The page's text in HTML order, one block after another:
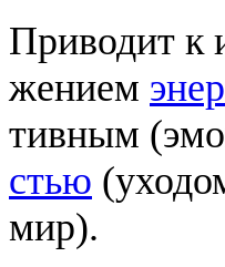
При­во­дит к
же­ни­ем
тив­ным
стью
мир).